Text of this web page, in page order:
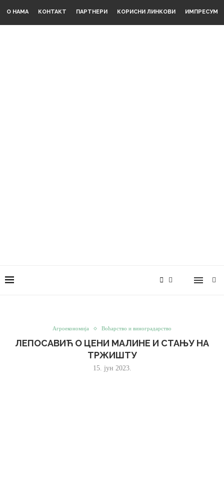
О НАМА КОНТАКТ ПАРТНЕРИ КОРИСНИ ЛИНКОВИ ИМПРЕСУМ
Агроекономија Воћарство и виноградарство
ЛЕПОСАВИЋ О ЦЕНИ МАЛИНЕ И СТАЊУ НА
ТРЖИШТУ
15. јун 2023.